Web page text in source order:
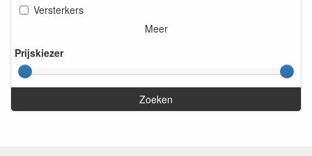
Versterkers
Meer
Prijskiezer
Zoeken